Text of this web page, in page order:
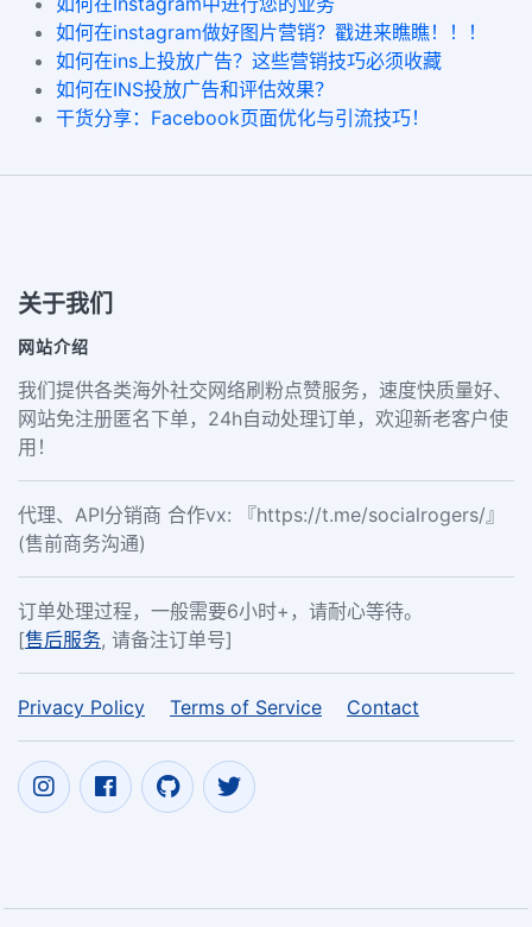
如何在instagram做好图片营销？戳进来瞧瞧！！！
如何在ins上投放广告？这些营销技巧必须收藏
如何在INS投放广告和评估效果？
干货分享：Facebook页面优化与引流技巧！
关于我们
网站介绍
我们提供各类海外社交网络刷粉点赞服务，速度快质量好、
网站免注册匿名下单，24h自动处理订单，欢迎新老客户使
用！
代理、API分销商 合作vx: 『https://t.me/socialrogers/』
(售前商务沟通)
订单处理过程，一般需要6小时+，请耐心等待。
[售后服务, 请备注订单号]
Privacy Policy Terms of Service Contact